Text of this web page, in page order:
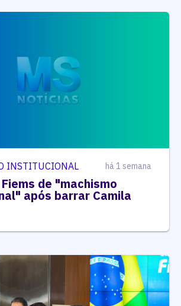
INSTITUCIONAL há 1 semana
de "machismo
após barrar Camila